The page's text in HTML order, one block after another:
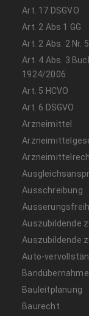
Art. 17 DSGVO
Art. 2 Abs 1 GG
Art. 2 Abs. 2 Nr.
Art. 4 Abs. 3
1924/2006
Art. 5 HCVO
Art. 6 DSGVO
Arzneimittel
Ausschreibung
Auszubildende
Auszubildende
Auto-
Bauleitplanung
Baurecht